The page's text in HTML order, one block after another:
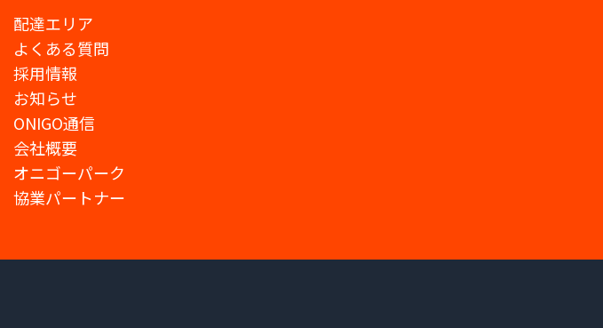
配達エリア
よくある質問
採用情報
お知らせ
ONIGO通信
会社概要
オニゴーパーク
協業パートナー